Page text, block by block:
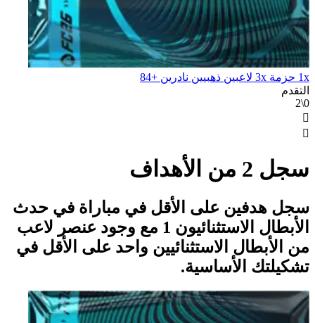
1x حزمة 3x لاعبين ذهبيين نادرين +84
التقدم
0\2


سجل 2 من الأهداف
سجل هدفين على الأقل في مباراة في حدث
الأبطال الاستثنائيون 1 مع وجود عنصر لاعب
من الأبطال الاستثنائيين واحد على الأقل في
تشكيلتك الأساسية.